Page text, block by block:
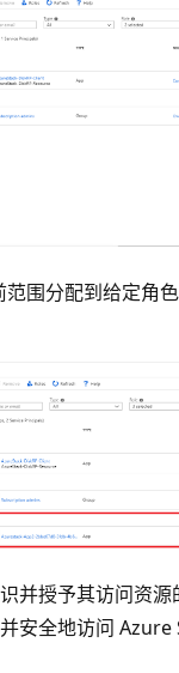
围分配到给定角
并授予其访问资
安全地访问 Azure